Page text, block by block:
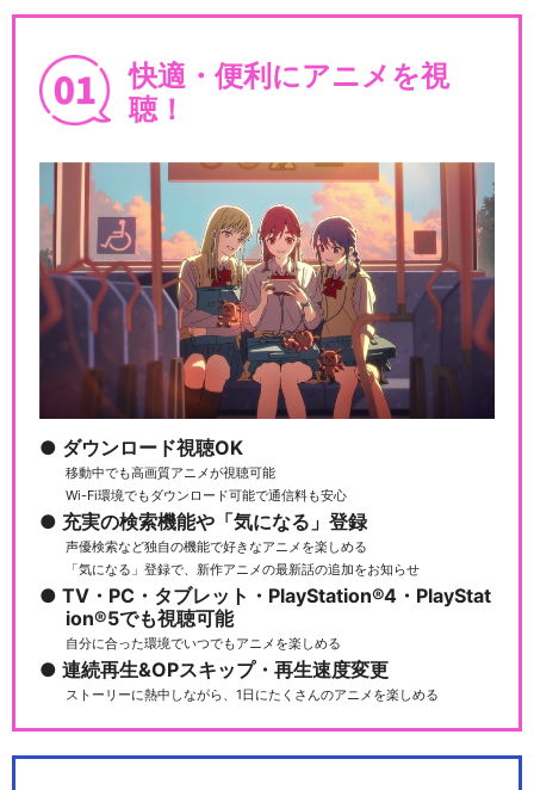
快適・便利にアニメを視
聴！
ダウンロード視聴OK
移動中でも高画質アニメが視聴可能
Wi-Fi環境でもダウンロード可能で通信料も安心
充実の検索機能や「気になる」登録
声優検索など独自の機能で好きなアニメを楽しめる
「気になる」登録で、新作アニメの最新話の追加をお知らせ
TV・PC・タブレット・PlayStation®4・PlayStat
ion®5でも視聴可能
自分に合った環境でいつでもアニメを楽しめる
連続再生&OPスキップ・再生速度変更
ストーリーに熱中しながら、1日にたくさんのアニメを楽しめる